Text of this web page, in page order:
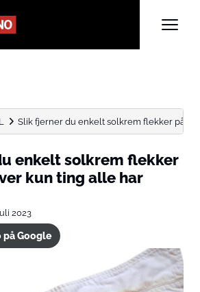
Slik fjerner du enkelt solkrem flekker på
enkelt solkrem flekker
kun ting alle har
2023
på Google